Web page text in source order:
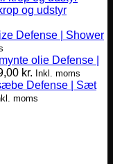
og udstyr
Defense | Shower
Defense |
kr. Inkl. moms
Defense | Sæt
moms